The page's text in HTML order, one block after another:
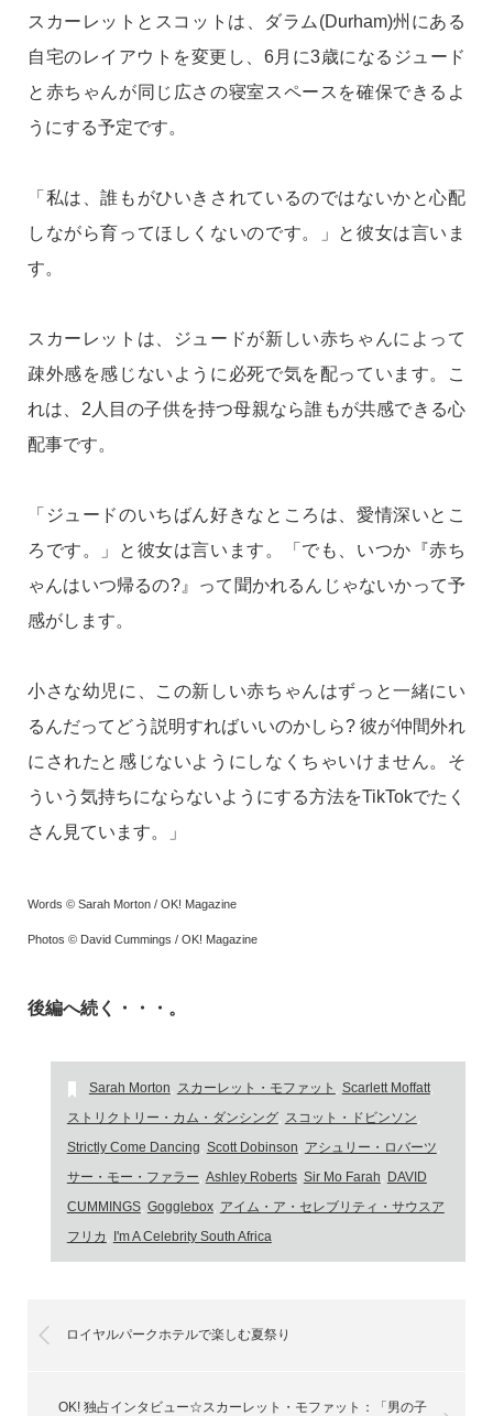
スカーレットとスコットは、ダラム(Durham)州にある
自宅のレイアウトを変更し、6月に3歳になるジュード
と赤ちゃんが同じ広さの寝室スペースを確保できるよ
うにする予定です。
「私は、誰もがひいきされているのではないかと心配
しながら育ってほしくないのです。」と彼女は言いま
す。
スカーレットは、ジュードが新しい赤ちゃんによって
疎外感を感じないように必死で気を配っています。こ
れは、2人目の子供を持つ母親なら誰もが共感できる心
配事です。
「ジュードのいちばん好きなところは、愛情深いとこ
ろです。」と彼女は言います。「でも、いつか『赤ち
ゃんはいつ帰るの?』って聞かれるんじゃないかって予
感がします。
小さな幼児に、この新しい赤ちゃんはずっと一緒にい
るんだってどう説明すればいいのかしら? 彼が仲間外れ
にされたと感じないようにしなくちゃいけません。そ
ういう気持ちにならないようにする方法をTikTokでたく
さん見ています。」
Words © Sarah Morton / OK! Magazine
Photos © David Cummings / OK! Magazine
後編へ続く・・・。
Sarah Morton, スカーレット・モファット , Scarlett Moffatt,
ストリクトリー・カム・ダンシング, スコット・ドビンソン,
Strictly Come Dancing, Scott Dobinson, アシュリー・ロバーツ,
サー・モー・ファラー, Ashley Roberts, Sir Mo Farah, DAVID
CUMMINGS, Gogglebox, アイム・ア・セレブリティ・サウスア
フリカ , I'm A Celebrity South Africa
ロイヤルパークホテルで楽しむ夏祭り
OK! 独占インタビュー☆スカーレット・モファット：「男の子